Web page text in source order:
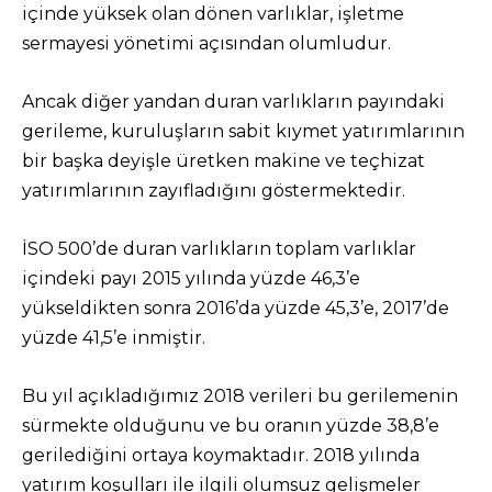
içinde yüksek olan dönen varlıklar, işletme
sermayesi yönetimi açısından olumludur.
Ancak diğer yandan duran varlıkların payındaki
gerileme, kuruluşların sabit kıymet yatırımlarının
bir başka deyişle üretken makine ve teçhizat
yatırımlarının zayıfladığını göstermektedir.
İSO 500’de duran varlıkların toplam varlıklar
içindeki payı 2015 yılında yüzde 46,3’e
yükseldikten sonra 2016’da yüzde 45,3’e, 2017’de
yüzde 41,5’e inmiştir.
Bu yıl açıkladığımız 2018 verileri bu gerilemenin
sürmekte olduğunu ve bu oranın yüzde 38,8’e
gerilediğini ortaya koymaktadır. 2018 yılında
yatırım koşulları ile ilgili olumsuz gelişmeler